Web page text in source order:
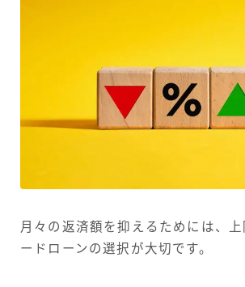
月々の返済額を抑えるためには、
ードローンの選択が大切です。